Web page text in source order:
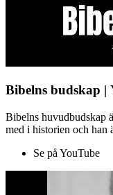
Bibelns budskap |
Bibelns huvudbudskap
med i historien och han
Se på YouTube